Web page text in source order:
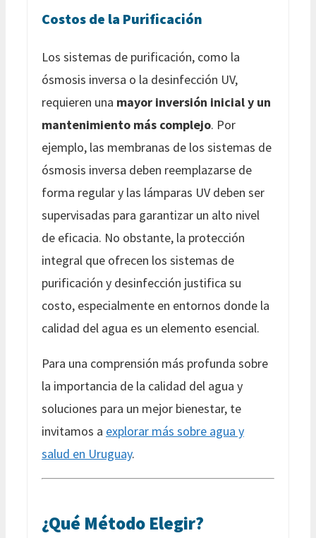
Costos de la Purificación
Los sistemas de purificación, como la
ósmosis inversa o la desinfección UV,
requieren una mayor inversión inicial y un
mantenimiento más complejo. Por
ejemplo, las membranas de los sistemas de
ósmosis inversa deben reemplazarse de
forma regular y las lámparas UV deben ser
supervisadas para garantizar un alto nivel
de eficacia. No obstante, la protección
integral que ofrecen los sistemas de
purificación y desinfección justifica su
costo, especialmente en entornos donde la
calidad del agua es un elemento esencial.
Para una comprensión más profunda sobre
la importancia de la calidad del agua y
soluciones para un mejor bienestar, te
invitamos a explorar más sobre agua y
salud en Uruguay.
¿Qué Método Elegir?